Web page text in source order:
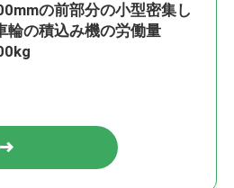
の前部分の小型密集し
輪の積込み機の労働量